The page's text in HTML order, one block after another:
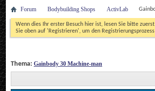
Forum Bodybuilding Shops ActivLab
Wenn dies Ihr erster Besuch hier ist, lesen Sie bitte
Sie oben auf 'Registrieren', um den
Thema: Gainbody 30 Machine-man